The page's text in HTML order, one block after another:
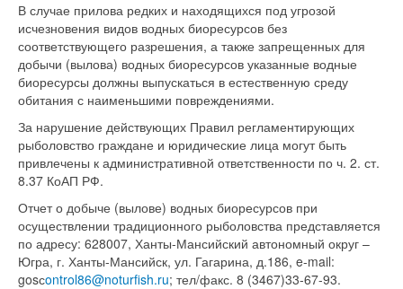
В случае прилова редких и находящихся под угрозой
исчезновения видов водных биоресурсов без
соответствующего разрешения, а также запрещенных для
добычи (вылова) водных биоресурсов указанные водные
биоресурсы должны выпускаться в естественную среду
обитания с наименьшими повреждениями.
За нарушение действующих Правил регламентирующих
рыболовство граждане и юридические лица могут быть
привлечены к административной ответственности по ч. 2. ст.
8.37 КоАП РФ.
Отчет о добыче (вылове) водных биоресурсов при
осуществлении традиционного рыболовства представляется
по адресу: 628007, Ханты-Мансийский автономный округ –
Югра, г. Ханты-Мансийск, ул. Гагарина, д.186, e-mail:
gosсontrol86@noturfish.ru; тел/факс. 8 (3467)33-67-93.